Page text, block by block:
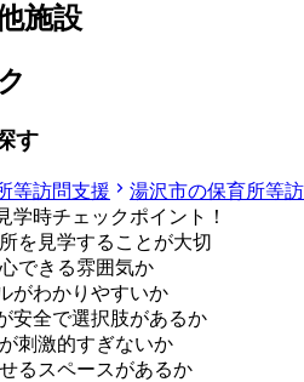
施設
す
等訪問支援 湯沢市の保育所等
学時チェックポイント！
を見学することが大切
できる雰囲気か
がわかりやすいか
安全で選択肢があるか
刺激的すぎないか
るスペースがあるか